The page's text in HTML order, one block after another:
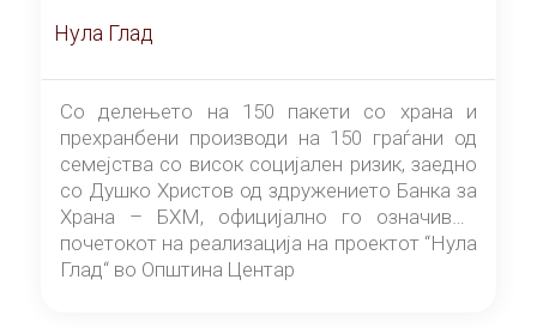
Нула Глад
Со делењето на 150 пакети со храна и
прехранбени производи на 150 граѓани од
семејства со висок социјален ризик, заедно
со Душко Христов од здружението Банка за
Храна – БХМ, официјално го означивме
почетокот на реализација на проектот “Нула
Глад“ во Општина Центар